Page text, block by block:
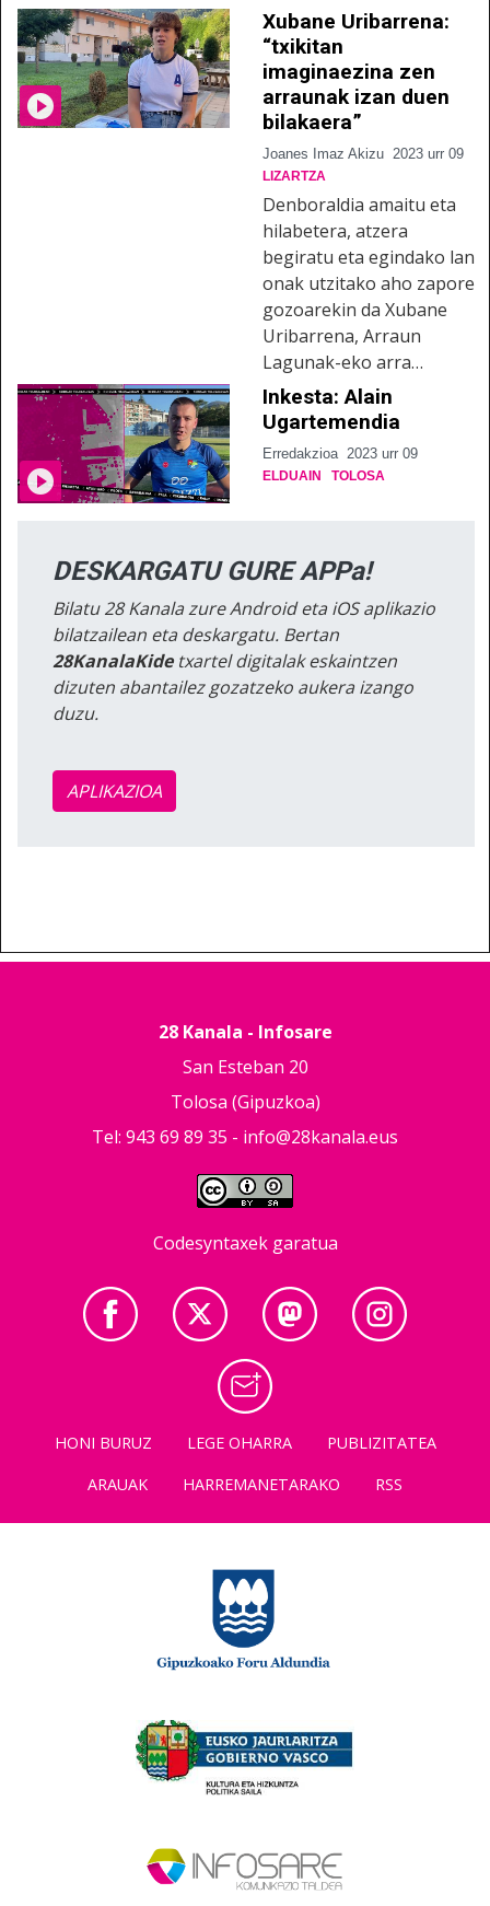
Xubane Uribarrena:
“txikitan
imaginaezina zen
arraunak izan duen
bilakaera”
Joanes Imaz Akizu 2023 urr 09
LIZARTZA
Denboraldia amaitu eta
hilabetera, atzera
begiratu eta egindako lan
onak utzitako aho zapore
gozoarekin da Xubane
Uribarrena, Arraun
Lagunak-eko arra…
Inkesta: Alain
Ugartemendia
Erredakzioa 2023 urr 09
ELDUAIN TOLOSA
DESKARGATU GURE APPa!
Bilatu 28 Kanala zure Android eta iOS aplikazio
bilatzailean eta deskargatu. Bertan
28KanalaKidetxartel digitalak eskaintzen
dizuten abantailez gozatzeko aukera izango
duzu.
APLIKAZIOA
28 Kanala - Infosare
San Esteban 20
Tolosa (Gipuzkoa)
Tel: 943 69 89 35 - info@28kanala.eus
Codesyntaxek garatua
HONI BURUZ LEGE OHARRA
PUBLIZITATEA
ARAUAK
HARREMANETARAKO RSS